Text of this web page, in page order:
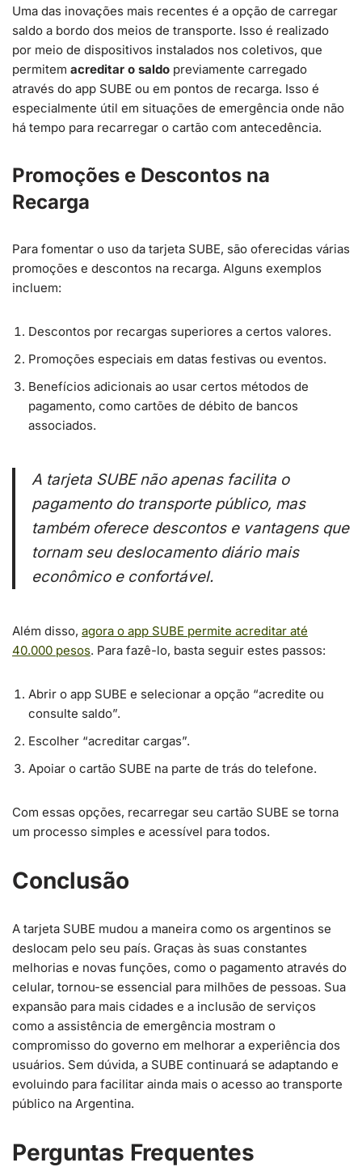
Uma das inovações mais recentes é a opção de carregar
saldo a bordo dos meios de transporte. Isso é realizado
por meio de dispositivos instalados nos coletivos, que
permitem acreditar o saldo previamente carregado
através do app SUBE ou em pontos de recarga. Isso é
especialmente útil em situações de emergência onde não
há tempo para recarregar o cartão com antecedência.
Promoções e Descontos na
Recarga
Para fomentar o uso da tarjeta SUBE, são oferecidas várias
promoções e descontos na recarga. Alguns exemplos
incluem:
Descontos por recargas superiores a certos valores.
Promoções especiais em datas festivas ou eventos.
Benefícios adicionais ao usar certos métodos de
pagamento, como cartões de débito de bancos
associados.
A tarjeta SUBE não apenas facilita o
pagamento do transporte público, mas
também oferece descontos e vantagens que
tornam seu deslocamento diário mais
econômico e confortável.
Além disso, agora o app SUBE permite acreditar até
40.000 pesos. Para fazê-lo, basta seguir estes passos:
Abrir o app SUBE e selecionar a opção “acredite ou
consulte saldo”.
Escolher “acreditar cargas”.
Apoiar o cartão SUBE na parte de trás do telefone.
Com essas opções, recarregar seu cartão SUBE se torna
um processo simples e acessível para todos.
Conclusão
A tarjeta SUBE mudou a maneira como os argentinos se
deslocam pelo seu país. Graças às suas constantes
melhorias e novas funções, como o pagamento através do
celular, tornou-se essencial para milhões de pessoas. Sua
expansão para mais cidades e a inclusão de serviços
como a assistência de emergência mostram o
compromisso do governo em melhorar a experiência dos
usuários. Sem dúvida, a SUBE continuará se adaptando e
evoluindo para facilitar ainda mais o acesso ao transporte
público na Argentina.
Perguntas Frequentes